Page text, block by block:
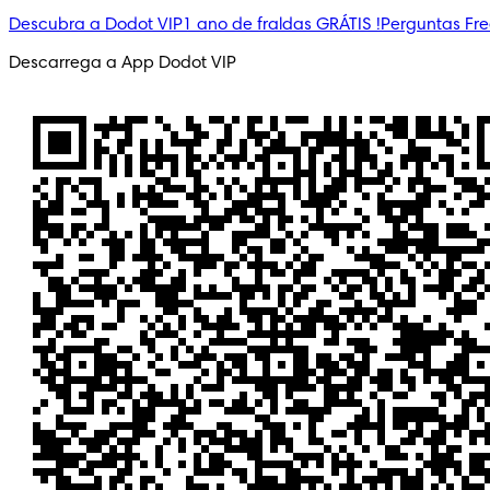
Descubra a Dodot VIP1 ano de fraldas GRÁTIS !Perguntas
Descarrega a App Dodot VIP